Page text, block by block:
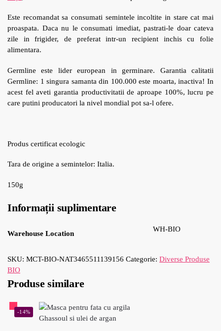
Este recomandat sa consumati semintele incoltite in stare cat mai
proaspata. Daca nu le consumati imediat, pastrati-le doar cateva
zile in frigider, de preferat intr-un recipient inchis cu folie
alimentara.
Germline este lider european in germinare. Garantia calitatii
Germline: 1 singura samanta din 100.000 este moarta, inactiva! In
acest fel aveti garantia productivitatii de aproape 100%, lucru pe
care putini producatori la nivel mondial pot sa-l ofere.
Produs certificat ecologic
Tara de origine a semintelor: Italia.
150g
Informații suplimentare
Warehouse Location
WH-BIO
SKU: MCT-BIO-NAT3465511139156 Categorie: Diverse Produse
BIO
Produse similare
-14%